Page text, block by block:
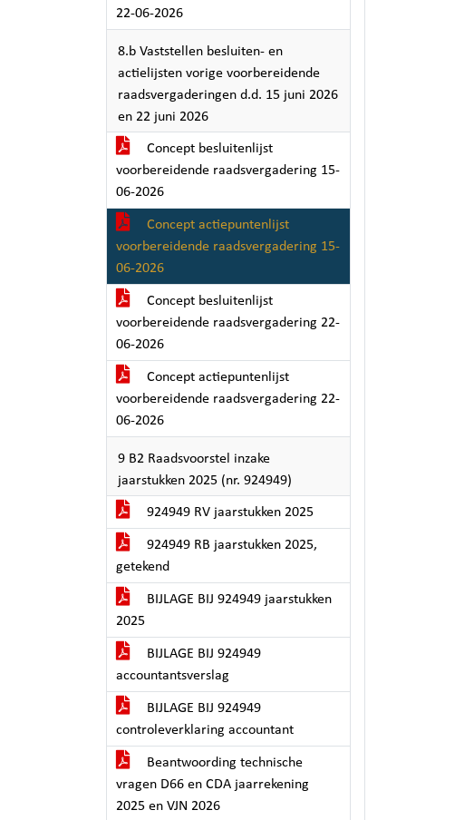
22-06-2026
8.b Vaststellen besluiten- en
actielijsten vorige voorbereidende
raadsvergaderingen d.d. 15 juni 2026
en 22 juni 2026
Concept besluitenlijst
voorbereidende raadsvergadering 15-
06-2026
Concept actiepuntenlijst
voorbereidende raadsvergadering 15-
06-2026
Concept besluitenlijst
voorbereidende raadsvergadering 22-
06-2026
Concept actiepuntenlijst
voorbereidende raadsvergadering 22-
06-2026
9 B2 Raadsvoorstel inzake
jaarstukken 2025 (nr. 924949)
924949 RV jaarstukken 2025
924949 RB jaarstukken 2025,
getekend
BIJLAGE BIJ 924949 jaarstukken
2025
BIJLAGE BIJ 924949
accountantsverslag
BIJLAGE BIJ 924949
controleverklaring accountant
Beantwoording technische
vragen D66 en CDA jaarrekening
2025 en VJN 2026